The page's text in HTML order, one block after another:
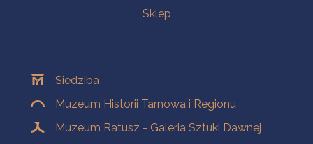
Sklep
Siedziba
Muzeum Historii Tarnowa i Regionu
Muzeum Ratusz - Galeria Sztuki Dawnej